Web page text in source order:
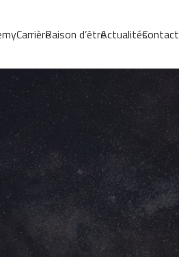
CarrièreRaison d’êtreActualitésContact